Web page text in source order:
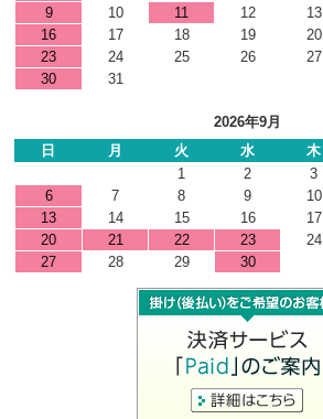
9
10 11 12 13
16
17 18 19 20
23
24 25 26 27
30
31
2026年9月
日
月 火 水 木
1
2 3
6
7 8 9 10
13
14 15 16 17
20
21 22 23 24
27
28 29 30